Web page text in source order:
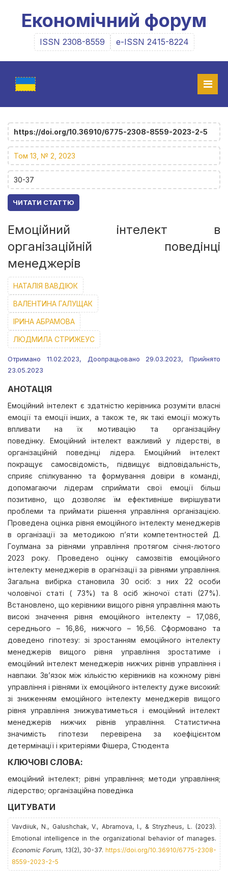
Економічний форум
ISSN 2308-8559 e-ISSN 2415-8224
https://doi.org/10.36910/6775-2308-8559-2023-2-5
Том 13, № 2, 2023
30-37
ЧИТАТИ СТАТТЮ
Емоційний інтелект в
організаційній поведінці
менеджерів
НАТАЛІЯ ВАВДІЮК
ВАЛЕНТИНА ГАЛУЩАК
ІРИНА АБРАМОВА
ЛЮДМИЛА СТРИЖЕУС
Отримано 11.02.2023, Доопрацьовано 29.03.2023, Прийнято
23.05.2023
АНОТАЦІЯ
Емоційний інтелект є здатністю керівника розуміти власні
емоції та емоції інших, а також те, як такі емоції можуть
впливати на їх мотивацію та організаційну
поведінку. Емоційний інтелект важливий у лідерстві, в
організаційній поведінці лідера. Емоційний інтелект
покращує самосвідомість, підвищує відповідальність,
сприяє спілкуванню та формування довіри в команді,
допомагаючи лідерам сприймати свої емоції більш
позитивно, що дозволяє їм ефективніше вирішувати
проблеми та приймати рішення управління організацією.
Проведена оцінка рівня емоційного інтелекту менеджерів
в організації за методикою п’яти компетентностей Д.
Гоулмана за рівнями управління протягом січня-лютого
2023 року. Проведено оцінку самозвітів емоційного
інтелекту менеджерів в орагнізації за рівнями управління.
Загальна вибірка становила 30 осіб: з них 22 особи
чоловічої статі ( 73%) та 8 осіб жіночої статі (27%).
Встановлено, що керівники вищого рівня управління мають
високі значення рівня емоційного інтелекту – 17,086,
середнього – 16,86, нижчого – 16,56. Сформовано та
доведено гіпотезу: зі зростанням емоційного інтелекту
менеджерів вищого рівня управління зростатиме і
емоційний інтелект менеджерів нижчих рівнів управління і
навпаки. Зв’язок між кількістю керівників на кожному рівні
управління і рівнями їх емоційного інтелекту дуже високий:
зі зниженням емоційного інтелекту менеджерів вищого
рівня управління знижуватиметься і емоційний інтелект
менеджерів нижчих рівнів управління. Статистична
значимість гіпотези перевірена за коефіцієнтом
детермінації і критеріями Фішера, Стюдента
КЛЮЧОВІ СЛОВА:
емоційний інтелект; рівні управління; методи управління;
лідерство; організаційна поведінка
ЦИТУВАТИ
Vavdiiuk, N., Galushchak, V., Abramova, І., & Stryzheus, L. (2023).
Emotional intelligence in the organizational behavior of manages.
Economic Forum, 13(2), 30-37. https://doi.org/10.36910/6775-2308-
8559-2023-2-5